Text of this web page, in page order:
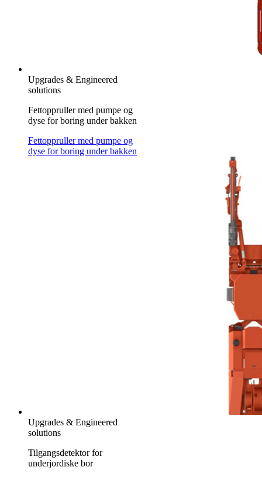
Upgrades & Engineered
solutions
Fettoppruller med pumpe og
dyse for boring under bakken
Fettoppruller med pumpe og
dyse for boring under bakken
Upgrades & Engineered
solutions
Tilgangsdetektor for
underjordiske bor